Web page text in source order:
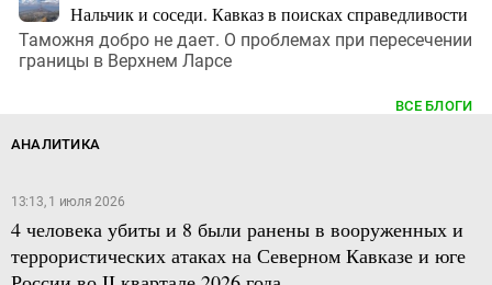
Нальчик и соседи. Кавказ в поисках справедливости
Таможня добро не дает. О проблемах при пересечении
границы в Верхнем Ларсе
ВСЕ БЛОГИ
АНАЛИТИКА
13:13, 1 июля 2026
4 человека убиты и 8 были ранены в вооруженных и
террористических атаках на Северном Кавказе и юге